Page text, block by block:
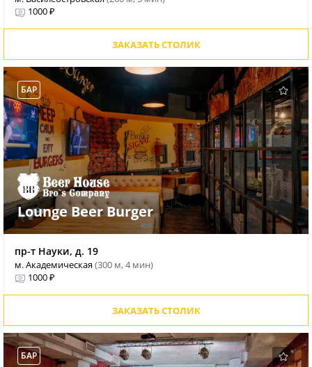
1000 ₽
ЗАКАЗАТЬ СТОЛИК
БАР
Lounge Beer Burger
пр-т Науки, д. 19
м. Академическая(300 м, 4 мин)
1000 ₽
ЗАКАЗАТЬ СТОЛИК
БАР